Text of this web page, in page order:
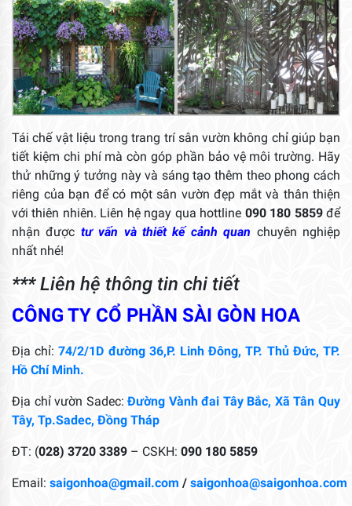
Tái chế vật liệu trong trang trí sân vườn không chỉ giúp bạn
tiết kiệm chi phí mà còn góp phần bảo vệ môi trường. Hãy
thử những ý tưởng này và sáng tạo thêm theo phong cách
riêng của bạn để có một sân vườn đẹp mắt và thân thiện
với thiên nhiên. Liên hệ ngay qua hottline 090 180 5859để
nhận được tư vấn và thiết kế cảnh quan chuyên nghiệp
nhất nhé!
*** Liên hệ thông tin chi tiết
CÔNG TY CỔ PHẦN SÀI GÒN HOA
Địa chỉ:74/2/1D đường 36,P. Linh Đông, TP. Thủ Đức, TP.
Hồ Chí Minh.
Địa chỉ vườn Sadec:Đường Vành đai Tây Bắc, Xã Tân Quy
Tây, Tp.Sadec, Đồng Tháp
ĐT: (028) 3720 3389 – CSKH: 090 180 5859
Email: saigonhoa@gmail.com / saigonhoa@saigonhoa.com